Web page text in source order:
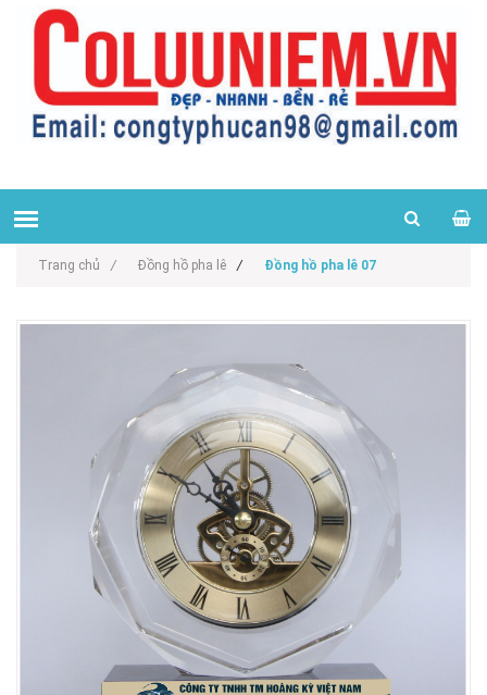
Trang chủ / Đồng hồ pha lê / Đồng hồ pha lê 07